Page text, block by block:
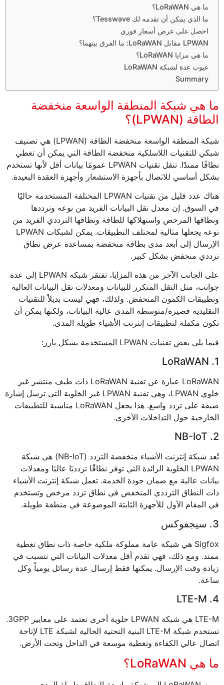
ما هي LoRaWAN؟
ما الذي يمكن أن تقدمه لك Tesswave؟
احصل على عرض أسعار فوري
LPWAN مقابل LoRaWAN: ما الفرق بينهما؟
ما هي مزايا LoRaWAN؟
عيوب عدة لشبكة LoRaWAN
Summary
ما هي شبكة المنطقة الواسعة منخفضة
الطاقة (LPWAN)؟
شبكة المنطقة الواسعة منخفضة الطاقة (LPWAN) هي تصنيف
شبكي للتقنيات اللاسلكية منخفضة الطاقة التي يمكن أن تغطي
نطاقًا ممتدًا. تنقل تقنيات LPWAN عمومًا بيانات أقل لأنها تستخدم
بشكل أساسي للاتصال بأجهزة الاستشعار وأجهزة العقدة البعيدة.
هناك عدد قليل من تقنيات LPWAN المختلفة المستخدمة حاليًا
في السوق. إن معدل نقل البيانات الفريد من نوعه وترددها
ونطاقها المرخص واستهلاكها للطاقة ونطاقها الترددي الفريد من
نوعه يجعلها مثالية لمختلف التطبيقات. يمكن لشبكات LPWAN
الإرسال إلى أبعد مدى بطاقة منخفضة بمساعدة عرض نطاق
ترددي منخفض بشكل كبير.
على الجانب الآخر من هذه المزايا، تفتقر شبكة LPWAN إلى عدة
جوانب، مثل النقل المتكرر للبيانات ومعدلات نقل البيانات العالية
وتطبيقات الكمون المنخفض. ولذلك، فهي ليست بديلاً للتقنيات
التقليدية قصيرة/متوسطة المدى عالية البيانات، ولكنها يمكن أن
تكون مكملة لتطبيقات إنترنت الأشياء طويلة المدى.
فيما يلي بعض تقنيات LPWAN المستخدمة بشكل بارز:
1. LoRaWAN
LoRaWAN عبارة عن تقنية LoRaWAN ذات طيف منتشر غير
خلوي LPWAN، وهي تقنية LPWAN غير الخلوية التي ترسل إشارة
ضيقة على تردد واسع. هذا يجعل LoRaWAN مناسبة للتطبيقات
الخارجية حول التداخلات الأخرى.
2. NB-IoT
تُعد شبكة إنترنت الأشياء منخفضة التردد (NB-IoT) هي شبكة
LPWAN الخلوية الرائدة التي توفر نطاقًا تردديًا عاليًا ومعدلات
بيانات عالية مع ضمان جودة الخدمة. تعمل شبكة إنترنت الأشياء
ذات النطاق الترددي المنخفض في نطاق تردد مرخص وتستخدم
في المقام الأول للأجهزة الثابتة الموضوعة في منطقة طويلة.
3. سيجفوكس
Sigfox هي شبكة عامة مملوكة ملكية خاصة ذات نطاق تغطية
ممتد. ومع ذلك، فهي تقدم أقل معدلات البيانات التي تتسبب في
زيادة وقت الإرسال. يمكنها فقط إرسال عدة رسائل يومياً وكل
ساعة.
4. LTE-M
LTE-M هي شبكة LPWAN خلوية أخرى تعتمد على معايير 3GPP.
تستخدم شبكة LTE-M البنية التحتية الحالية لشبكة LTE لإتاحة
اتصال عالي الكفاءة وتغطية موسعة في الداخل وتحت الأرض.
ما هي LoRaWAN؟